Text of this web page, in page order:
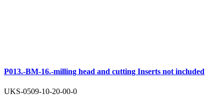
P013.-BM-16.-milling head and cutting Inserts not included
UKS-0509-10-20-00-0